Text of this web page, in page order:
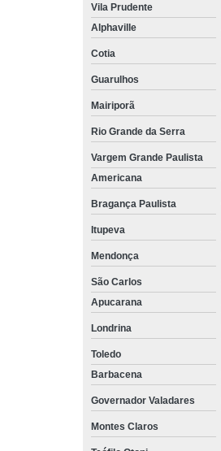
Vila Prudente
Alphaville
Cotia
Guarulhos
Mairiporã
Rio Grande da Serra
Vargem Grande Paulista
Americana
Bragança Paulista
Itupeva
Mendonça
São Carlos
Apucarana
Londrina
Toledo
Barbacena
Governador Valadares
Montes Claros